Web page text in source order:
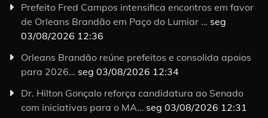
Prefeito Fred Campos intensifica encontros em favor
de Orleans Brandão em Paço do Lumiar … seg
03/08/2026 12:36
Orleans Brandão reúne prefeitos e consolida apoios
para 2026… seg 03/08/2026 12:34
Dr. Hilton Gonçalo reforça candidatura ao Senado
com iniciativas para o MA… seg 03/08/2026 12:31